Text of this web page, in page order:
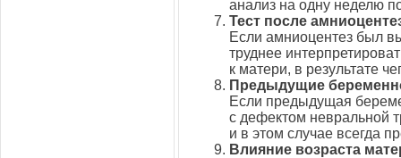
анализ на одну неделю
Тест после
Если амниоцентез был
труднее
к матери, в результате
Предыдущие
Если предыдущая
с дефектом невральной
и в этом случае всегда
Влияние возраста